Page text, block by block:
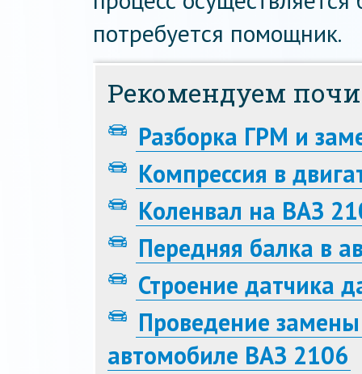
потребуется помощник.
Рекомендуем
Разборка ГРМ и
Компрессия в
Коленвал на ВАЗ
Передняя балка в
Строение датчика
Проведение
автомобиле ВАЗ 2106